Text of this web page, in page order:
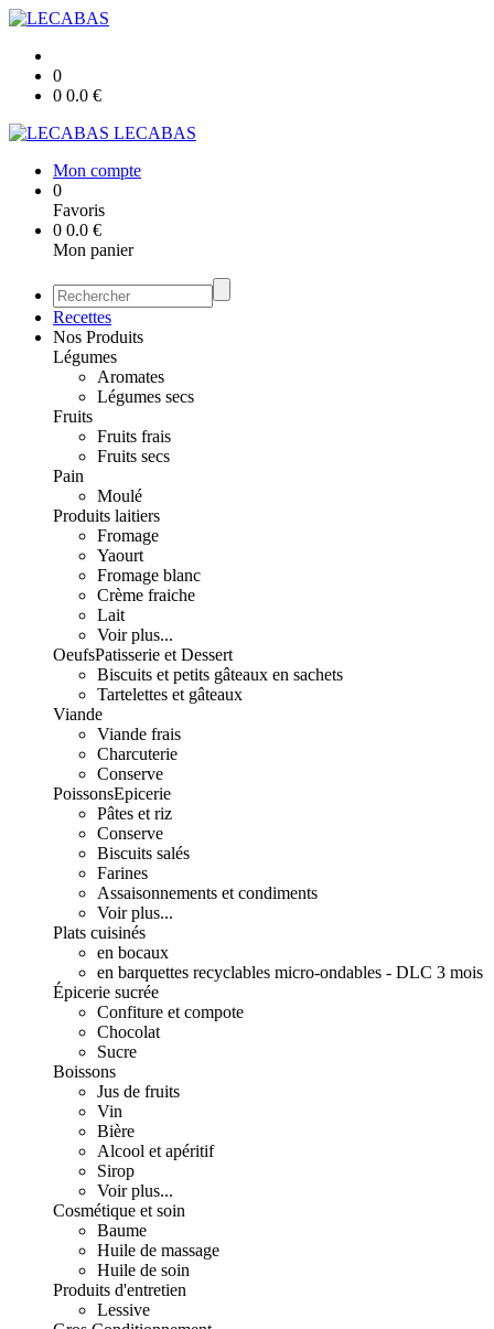
0
0 0.0 €
LECABAS
Mon compte
0
Favoris
0 0.0 €
Mon panier
Recettes
Nos Produits
Légumes
Aromates
Légumes secs
Fruits
Fruits frais
Fruits secs
Pain
Moulé
Produits laitiers
Fromage
Yaourt
Fromage blanc
Crème fraiche
Lait
Voir plus...
OeufsPatisserie et Dessert
Biscuits et petits gâteaux en sachets
Tartelettes et gâteaux
Viande
Viande frais
Charcuterie
Conserve
PoissonsEpicerie
Pâtes et riz
Conserve
Biscuits salés
Farines
Assaisonnements et condiments
Voir plus...
Plats cuisinés
en bocaux
en barquettes recyclables micro-ondables - DLC 3 mois
Épicerie sucrée
Confiture et compote
Chocolat
Sucre
Boissons
Jus de fruits
Vin
Bière
Alcool et apéritif
Sirop
Voir plus...
Cosmétique et soin
Baume
Huile de massage
Huile de soin
Produits d'entretien
Lessive